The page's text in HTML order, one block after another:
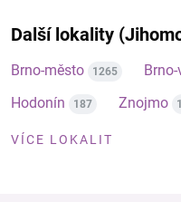
Další lokality
Brno-město 1265
Hodonín 187 Znojmo
VÍCE LOKALIT